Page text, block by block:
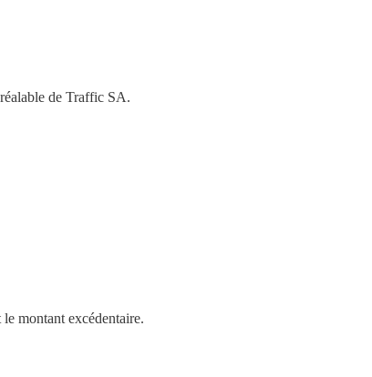
de Traffic SA.
montant excédentaire.